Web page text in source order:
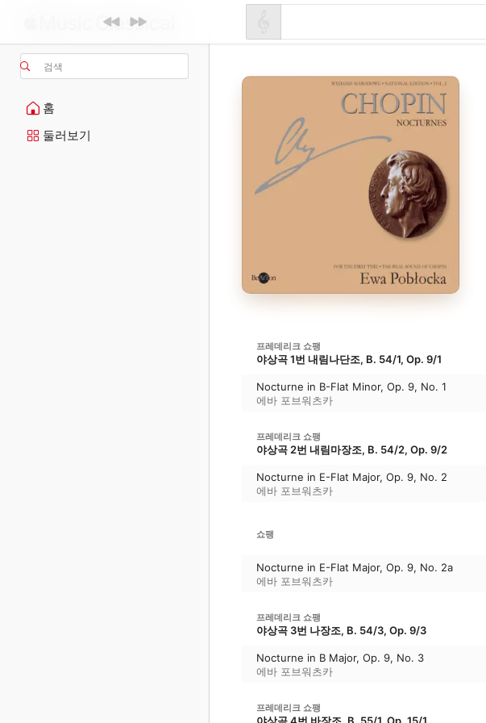
검색
홈
둘러보기
프레데리크 쇼팽
야상곡 1번 내림나단조, B. 54/1, Op. 9/1
Nocturne in B-Flat Minor, Op. 9, No. 1
에바 포브워츠카
프레데리크 쇼팽
야상곡 2번 내림마장조, B. 54/2, Op. 9/2
Nocturne in E-Flat Major, Op. 9, No. 2
에바 포브워츠카
쇼팽
Nocturne in E-Flat Major, Op. 9, No. 2a
에바 포브워츠카
프레데리크 쇼팽
야상곡 3번 나장조, B. 54/3, Op. 9/3
Nocturne in B Major, Op. 9, No. 3
에바 포브워츠카
프레데리크 쇼팽